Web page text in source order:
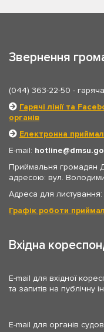
Звернення
(044) 363-22-50 -
Гарячі лінії та
органів
Електронна
E-mail: hotline
Приймальня громадян
адресою: вул.
Адреса для
Графік роботи
Вхідна
E-mail для вхідної
та запитів на публічну
E-mail для органів